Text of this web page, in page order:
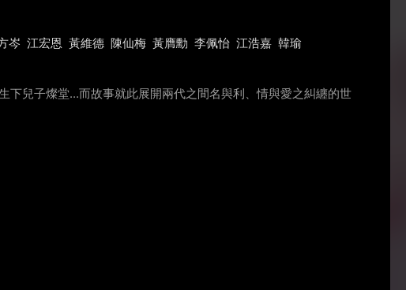
岑 江宏恩 黃維德 陳仙梅 黃膺勳 李佩怡 江浩嘉 韓瑜
兒子燦堂...而故事就此展開兩代之間名與利、情與愛之糾纏的世